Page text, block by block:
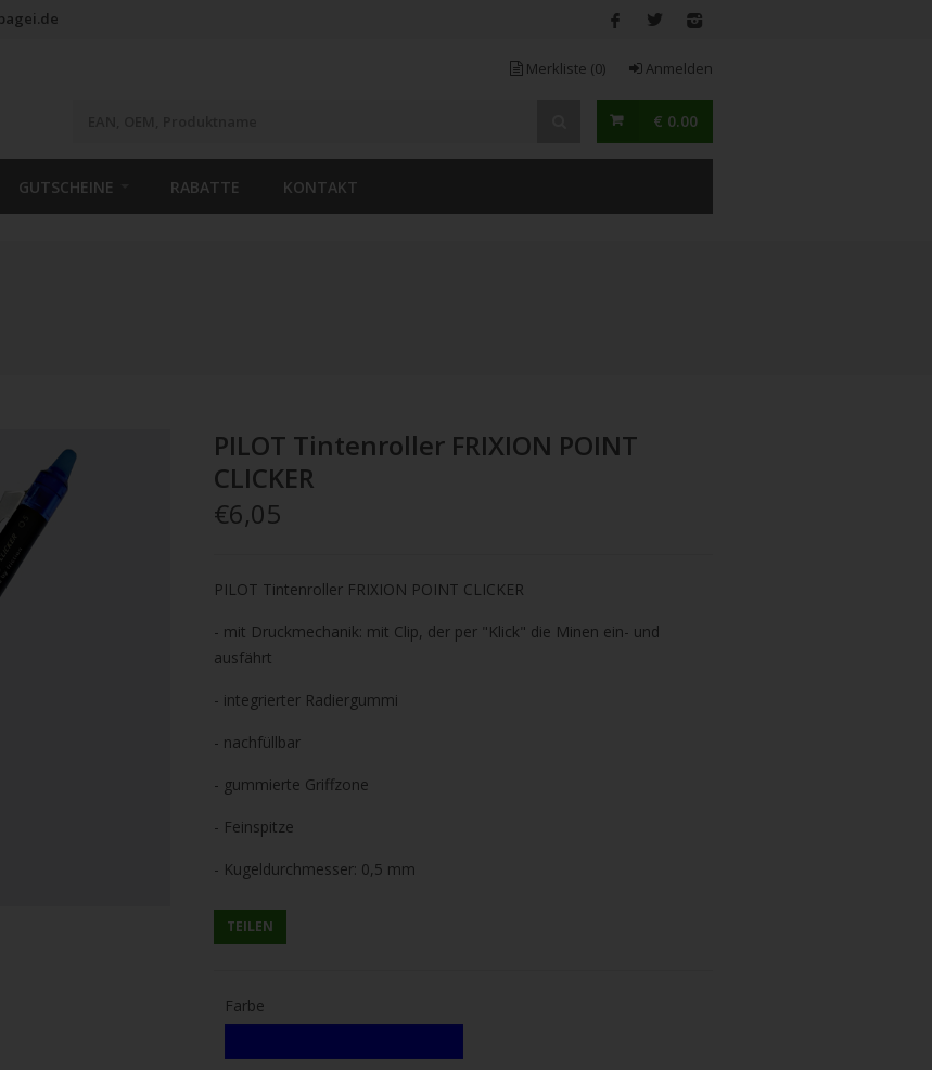
Merkliste (0) Anmelden
€ 0.00
GUTSCHEINE RABATTE KONTAKT
PILOT Tintenroller FRIXION POINT
CLICKER
€6,05
PILOT Tintenroller FRIXION POINT CLICKER
- mit Druckmechanik: mit Clip, der per "Klick" die Minen ein- und
ausfährt
- integrierter Radiergummi
- nachfüllbar
- gummierte Griffzone
- Feinspitze
- Kugeldurchmesser: 0,5 mm
TEILEN
Farbe